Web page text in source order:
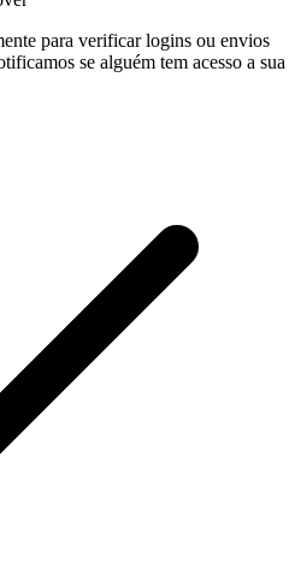
para verificar logins ou envios
se alguém tem acesso a sua